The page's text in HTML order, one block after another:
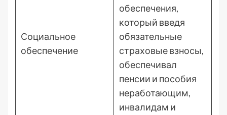
Социальное
обеспечение
обеспечения,
который введя
обязательные
страховые взносы,
обеспечивал
пенсии и пособия
неработающим,
инвалидам и